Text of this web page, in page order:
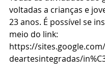
voltadas a crianças e
23 anos. É possível se
meio do link:
https://
deartesintegradas/